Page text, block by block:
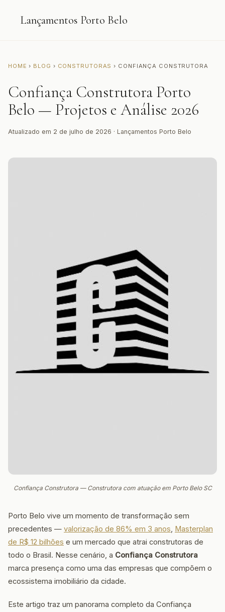
Lançamentos Porto Belo
HOME › BLOG › CONSTRUTORAS › CONFIANÇA CONSTRUTORA
Confiança Construtora Porto
Belo — Projetos e Análise 2026
Atualizado em 2 de julho de 2026 · Lançamentos Porto Belo
Confiança Construtora — Construtora com atuação em Porto Belo SC
Porto Belo vive um momento de transformação sem
precedentes — valorização de 86% em 3 anos, Masterplan
de R$ 12 bilhões e um mercado que atrai construtoras de
todo o Brasil. Nesse cenário, a Confiança Construtora
marca presença como uma das empresas que compõem o
ecossistema imobiliário da cidade.
Este artigo traz um panorama completo da Confiança